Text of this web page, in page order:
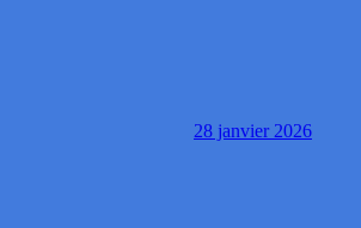
28 janvier 2026